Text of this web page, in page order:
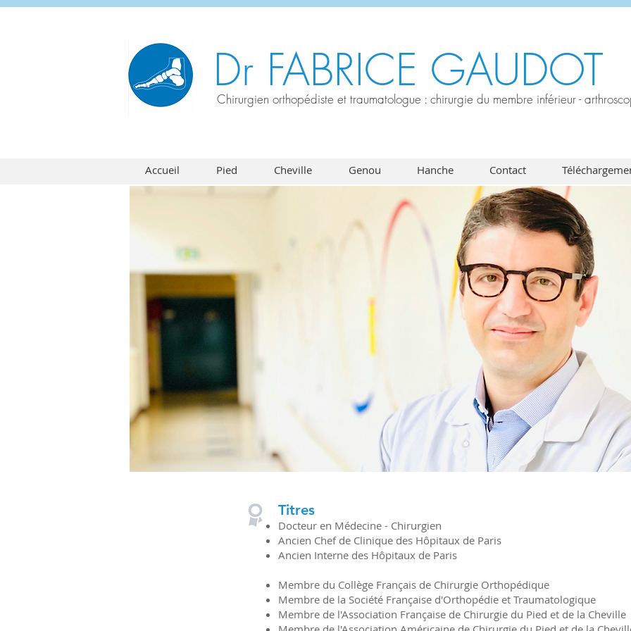
Dr FABRICE GAUDOT
Chirurgien orthopédiste et traumatologue : chirurgie du membre inférieur -
Accueil Pied Cheville Genou Hanche Contact
Titres
Docteur en Médecine - Chirurgien
Ancien Chef de Clinique des Hôpitaux de Paris
Ancien Interne des Hôpitaux de Paris
Membre du Collège Français de Chirurgie Orthopédique
Membre de la Société Française d'Orthopédie et Traumatologique
Membre de l'Association Française de Chirurgie du Pied et de la Cheville